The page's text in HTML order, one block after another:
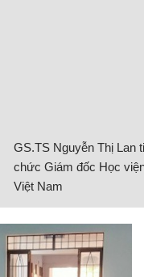
GS.TS Nguyễn Thị Lan
chức Giám đốc Học
Việt Nam